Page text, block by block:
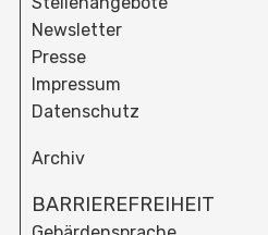
Newsletter
Presse
Impressum
Datenschutz
Archiv
BARRIEREFREIHEIT